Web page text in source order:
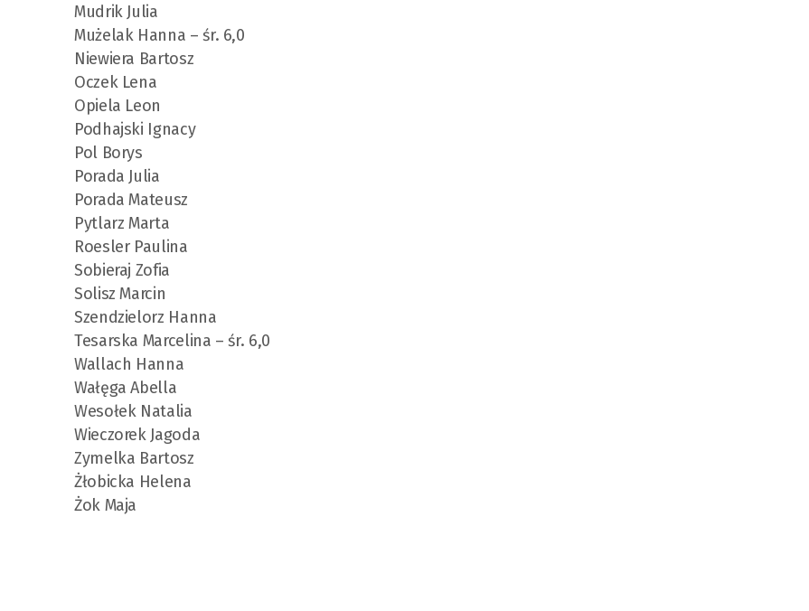
Mudrik Julia
Mużelak Hanna – śr. 6,0
Niewiera Bartosz
Oczek Lena
Opiela Leon
Podhajski Ignacy
Pol Borys
Porada Julia
Porada Mateusz
Pytlarz Marta
Roesler Paulina
Sobieraj Zofia
Solisz Marcin
Szendzielorz Hanna
Tesarska Marcelina – śr. 6,0
Wallach Hanna
Wałęga Abella
Wesołek Natalia
Wieczorek Jagoda
Zymelka Bartosz
Żłobicka Helena
Żok Maja